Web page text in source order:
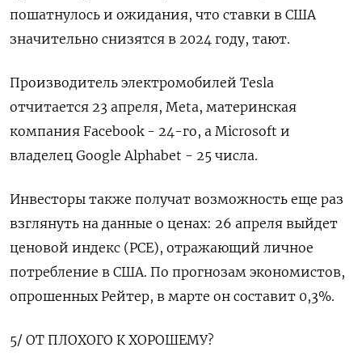
пошатнулось и ожидания, что ставки в США
значительно снизятся в 2024 году, тают.
Производитель электромобилей Tesla
отчитается 23 апреля, Meta, материнская
компания Facebook - 24-го, а Microsoft и
владелец Google Alphabet - 25 числа.
Инвесторы также получат возможность еще раз
взглянуть на данные о ценах: 26 апреля выйдет
ценовой индекс (PCE), отражающий личное
потребление в США. По прогнозам экономистов,
опрошенных Рейтер, в марте он составит 0,3%.
5/ ОТ ПЛОХОГО К ХОРОШЕМУ?